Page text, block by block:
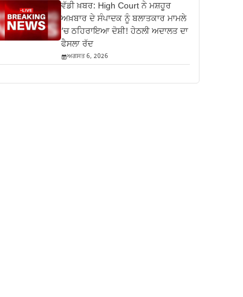
ਵੱਡੀ ਖ਼ਬਰ: High Court ਨੇ ਮਸ਼ਹੂਰ
ਅਖ਼ਬਾਰ ਦੇ ਸੰਪਾਦਕ ਨੂੰ ਬਲਾਤਕਾਰ ਮਾਮਲੇ
‘ਚ ਠਹਿਰਾਇਆ ਦੋਸ਼ੀ! ਹੇਠਲੀ ਅਦਾਲਤ ਦਾ
ਫੈਸਲਾ ਰੱਦ
ਅਗਸਤ 6, 2026